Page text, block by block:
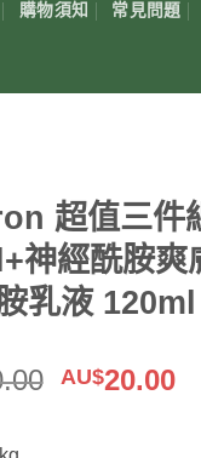
購物須知 常見問題
超值三件
神經酰胺爽
乳液 120ml
原
AU$20.00目